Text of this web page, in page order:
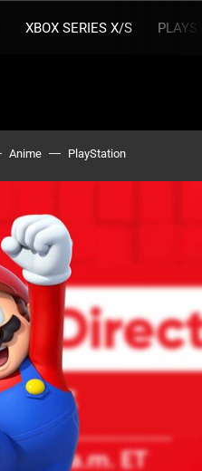
XBOX SERIES X/S
Anime PlayStation